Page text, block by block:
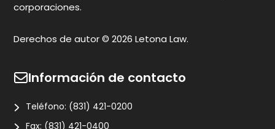
corporaciones.
Derechos de autor © 2026 Letona Law.
Información de contacto
Teléfono: (831) 421-0200
Fax: (831) 421-0400